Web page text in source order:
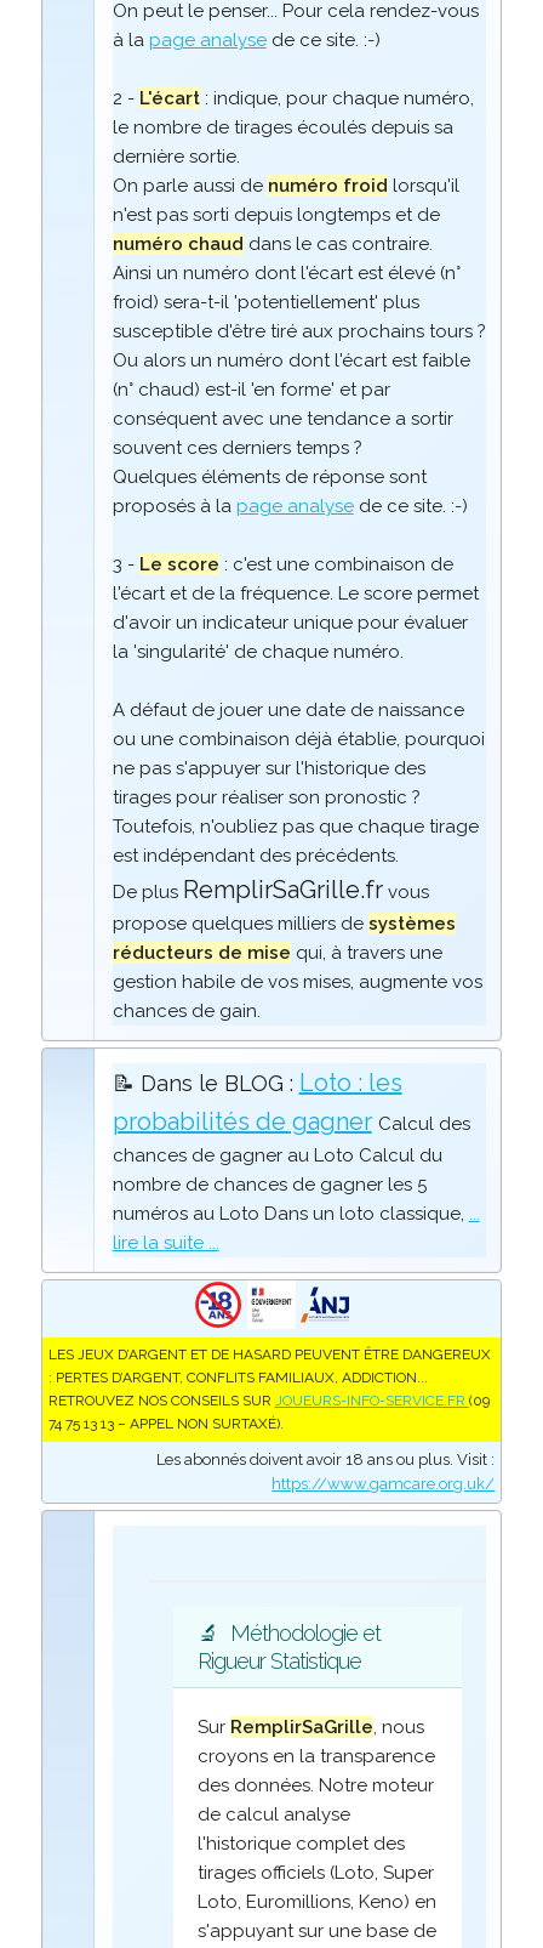
On peut le penser... Pour cela rendez-vous
à la page analysede ce site. :-)
2 - L'écart: indique, pour chaque numéro,
le nombre de tirages écoulés depuis sa
dernière sortie.
On parle aussi de numéro froid lorsqu'il
n'est pas sorti depuis longtemps et de
numéro chaud dans le cas contraire.
Ainsi un numéro dont l'écart est élevé (n°
froid) sera-t-il 'potentiellement' plus
susceptible d'être tiré aux prochains tours ?
Ou alors un numéro dont l'écart est faible
(n° chaud) est-il 'en forme' et par
conséquent avec une tendance a sortir
souvent ces derniers temps ?
Quelques éléments de réponse sont
proposés à la page analysede ce site. :-)
3 - Le score : c'est une combinaison de
l'écart et de la fréquence. Le score permet
d'avoir un indicateur unique pour évaluer
la 'singularité' de chaque numéro.
A défaut de jouer une date de naissance
ou une combinaison déjà établie, pourquoi
ne pas s'appuyer sur l'historique des
tirages pour réaliser son pronostic ?
Toutefois, n'oubliez pas que chaque tirage
est indépendant des précédents.
De plus RemplirSaGrille.frvous
propose quelques milliers de systèmes
réducteurs de mise qui, à travers une
gestion habile de vos mises, augmente vos
chances de gain.
📝 Dans le BLOG : Loto : les
probabilités de gagner Calcul des
chances de gagner au Loto Calcul du
nombre de chances de gagner les 5
numéros au Loto Dans un loto classique, ...
lire la suite ...
LES JEUX D’ARGENT ET DE HASARD PEUVENT ÊTRE DANGEREUX
: PERTES D’ARGENT, CONFLITS FAMILIAUX, ADDICTION...
RETROUVEZ NOS CONSEILS SUR JOUEURS-INFO-SERVICE.FR (09
74 75 13 13 – APPEL NON SURTAXÉ).
Les abonnés doivent avoir 18 ans ou plus. Visit :
https://www.gamcare.org.uk/
🔬
Méthodologie et
Rigueur Statistique
Sur RemplirSaGrille, nous
croyons en la transparence
des données. Notre moteur
de calcul analyse
l'historique complet des
tirages officiels (Loto, Super
Loto, Euromillions, Keno) en
s'appuyant sur une base de